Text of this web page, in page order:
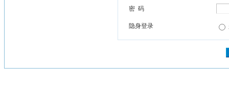
密 码
隐身登录